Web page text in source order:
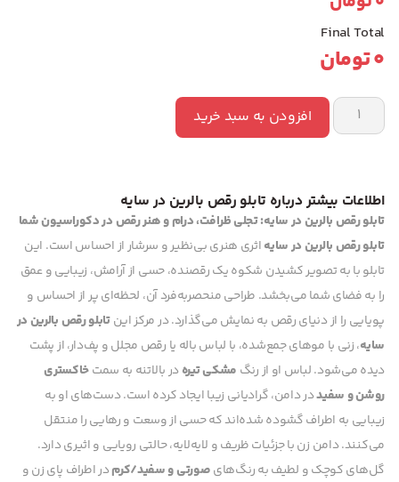
Final Total
0تومان
افزودن به سبد خرید
اطلاعات بیشتر درباره تابلو رقص بالرین در سایه
تابلو رقص بالرین در سایه: تجلی ظرافت، درام و هنر رقص در دکوراسیون شما
تابلو رقص بالرین در سایهاثری هنری بی‌نظیر و سرشار از احساس است. این
تابلو با به تصویر کشیدن شکوه یک رقصنده، حسی از آرامش، زیبایی و عمق
را به فضای شما می‌بخشد. طراحی منحصربه‌فرد آن، لحظه‌ای پر از احساس و
پویایی را از دنیای رقص به نمایش می‌گذارد. در مرکز اینتابلو رقص بالرین در
سایه، زنی با موهای جمع‌شده، با لباس باله یا رقص مجلل و پف‌دار، از پشت
دیده می‌شود. لباس او از رنگ مشکی تیره در بالاتنه به سمتخاکستری
روشن و سفیددر دامن، گرادیانی زیبا ایجاد کرده است. دست‌های او به
زیبایی به اطراف گشوده شده‌اند که حسی از وسعت و رهایی را منتقل
می‌کنند. دامن زن با جزئیات ظریف و لایه‌لایه، حالتی رویایی و اثیری دارد.
گل‌های کوچک و لطیف به رنگ‌هایصورتی و سفید/کرمدر اطراف پای زن و